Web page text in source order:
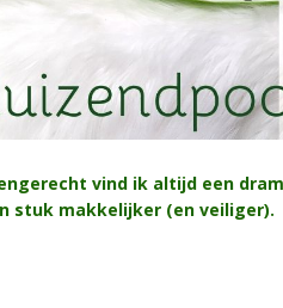
vind ik altijd een
stuk makkelijker (en veiliger).